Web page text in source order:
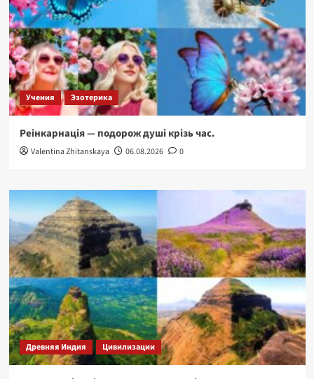
Учения Эзотерика
Реінкарнація — подорож душі крізь час.
Valentina Zhitanskaya 06.08.2026 0
Древняя Индия Цивилизации